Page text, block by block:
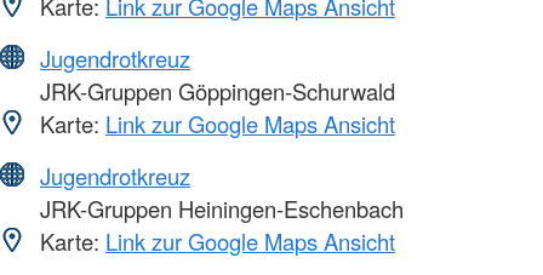
Jugendrotkreuz
JRK-Gruppen Göppingen-Schurwald
Karte: Link zur Google Maps Ansicht
Jugendrotkreuz
JRK-Gruppen Heiningen-Eschenbach
Karte: Link zur Google Maps Ansicht